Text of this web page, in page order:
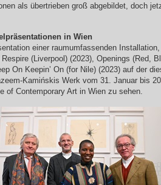
als übertrieben groß abgebildet, doch
in Wien
einer raumumfassenden
(Liverpool) (2023), Openings (Red,
On Keepin’ On (for Nile) (2023) auf der
Kamińskis Werk vom 31. Januar bis
of Contemporary Art in Wien zu sehen.